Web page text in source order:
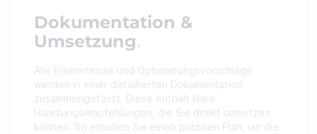
Dokumentation &
Umsetzung
Alle Erkenntnisse und Optimierungsvorschläge
werden in einer detaillierten Dokumentation
zusammengefasst. Diese enthält klare
Handlungsempfehlungen, die Sie direkt umsetzen
können. So erhalten Sie einen präzisen Plan, um die